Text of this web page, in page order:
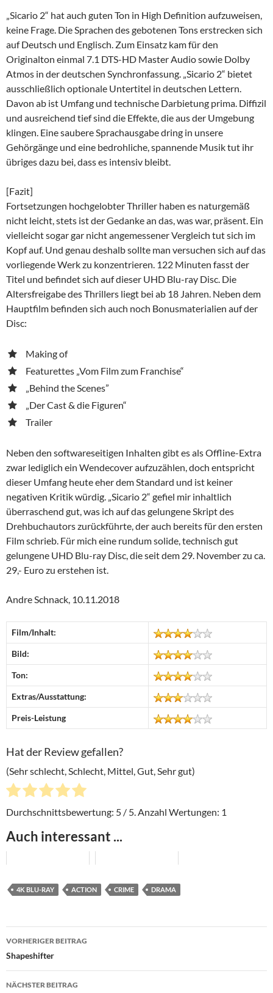
„Sicario 2“ hat auch guten Ton in High Definition aufzuweisen,
keine Frage. Die Sprachen des gebotenen Tons erstrecken sich
auf Deutsch und Englisch. Zum Einsatz kam für den
Originalton einmal 7.1 DTS-HD Master Audio sowie Dolby
Atmos in der deutschen Synchronfassung. „Sicario 2“ bietet
ausschließlich optionale Untertitel in deutschen Lettern.
Davon ab ist Umfang und technische Darbietung prima. Diffizil
und ausreichend tief sind die Effekte, die aus der Umgebung
klingen. Eine saubere Sprachausgabe dring in unsere
Gehörgänge und eine bedrohliche, spannende Musik tut ihr
übriges dazu bei, dass es intensiv bleibt.
[Fazit]
Fortsetzungen hochgelobter Thriller haben es naturgemäß
nicht leicht, stets ist der Gedanke an das, was war, präsent. Ein
vielleicht sogar gar nicht angemessener Vergleich tut sich im
Kopf auf. Und genau deshalb sollte man versuchen sich auf das
vorliegende Werk zu konzentrieren. 122 Minuten fasst der
Titel und befindet sich auf dieser UHD Blu-ray Disc. Die
Altersfreigabe des Thrillers liegt bei ab 18 Jahren. Neben dem
Hauptfilm befinden sich auch noch Bonusmaterialien auf der
Disc:
Making of
Featurettes „Vom Film zum Franchise“
„Behind the Scenes”
„Der Cast & die Figuren“
Trailer
Neben den softwareseitigen Inhalten gibt es als Offline-Extra
zwar lediglich ein Wendecover aufzuzählen, doch entspricht
dieser Umfang heute eher dem Standard und ist keiner
negativen Kritik würdig. „Sicario 2“ gefiel mir inhaltlich
überraschend gut, was ich auf das gelungene Skript des
Drehbuchautors zurückführte, der auch bereits für den ersten
Film schrieb. Für mich eine rundum solide, technisch gut
gelungene UHD Blu-ray Disc, die seit dem 29. November zu ca.
29,- Euro zu erstehen ist.
Andre Schnack, 10.11.2018
Film/Inhalt:
Bild:
Ton:
Extras/Ausstattung:
Preis-Leistung
Hat der Review gefallen?
(Sehr schlecht, Schlecht, Mittel, Gut, Sehr gut)
Durchschnittsbewertung: 5 / 5. Anzahl Wertungen: 1
Auch interessant ...
4K BLU-RAY ACTION CRIME DRAMA
Beitragsnavigation
VORHERIGER BEITRAG
Shapeshifter
NÄCHSTER BEITRAG